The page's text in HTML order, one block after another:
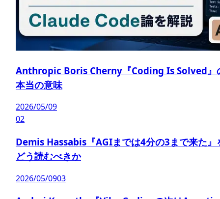
Anthropic Boris Cherny『Coding Is Solved』
本当の意味
2026/05/09
02
Demis Hassabis『AGIまでは4分の3まで来た』
どう読むべきか
2026/05/0903